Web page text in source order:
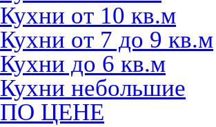
Кухни от 10 кв.м
Кухни от 7 до 9 кв.м
Кухни до 6 кв.м
Кухни небольшие
ПО ЦЕНЕ